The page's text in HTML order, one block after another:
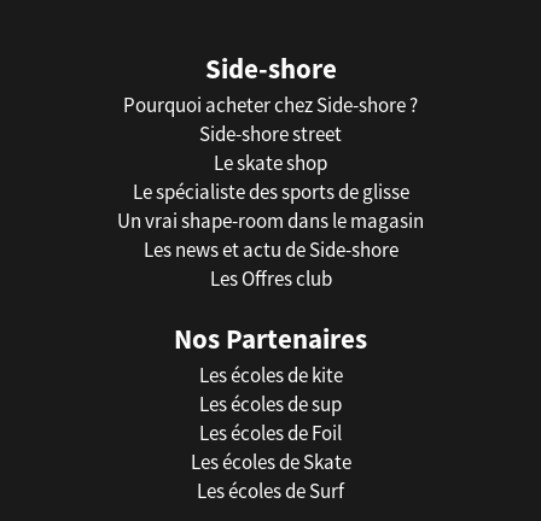
Side-shore
Pourquoi acheter chez Side-shore ?
Side-shore street
Le skate shop
Le spécialiste des sports de glisse
Un vrai shape-room dans le magasin
Les news et actu de Side-shore
Les Offres club
Nos Partenaires
Les écoles de kite
Les écoles de sup
Les écoles de Foil
Les écoles de Skate
Les écoles de Surf